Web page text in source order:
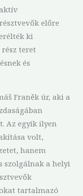
előre
ki
teret
és
Franěk úr, aki a
Az egyik ilyen
volt,
hanem
szolgálnak a helyi
tartalmazó